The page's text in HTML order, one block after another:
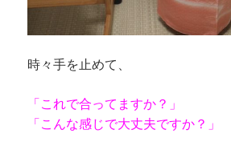
時々手を止めて、
「これで合ってますか？」
「こんな感じで大丈夫ですか？」